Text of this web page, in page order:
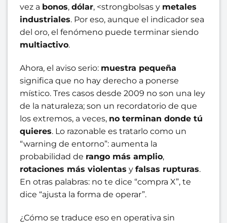
vez a bonos, dólar, <strongbolsas y metales
industriales. Por eso, aunque el indicador sea
del oro, el fenómeno puede terminar siendo
multiactivo.
Ahora, el aviso serio: muestra pequeña
significa que no hay derecho a ponerse
místico. Tres casos desde 2009 no son una ley
de la naturaleza; son un recordatorio de que
los extremos, a veces, no terminan donde tú
quieres. Lo razonable es tratarlo como un
“warning de entorno”: aumenta la
probabilidad de rango más amplio,
rotaciones más violentas y falsas rupturas.
En otras palabras: no te dice “compra X”, te
dice “ajusta la forma de operar”.
¿Cómo se traduce eso en operativa sin